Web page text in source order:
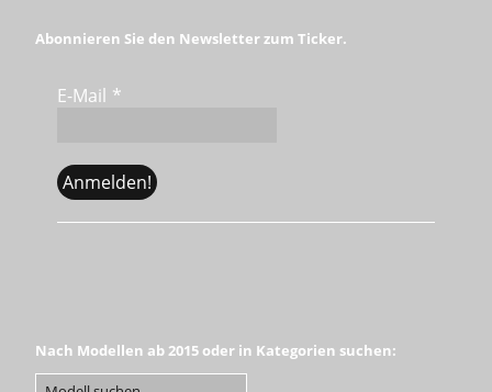
Abonnieren Sie den Newsletter zum Ticker.
E-Mail *
Nach Modellen ab 2015 oder in Kategorien suchen: